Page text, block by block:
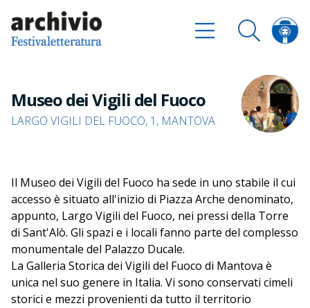
Museo dei Vigili del Fuoco
LARGO VIGILI DEL FUOCO, 1, MANTOVA
Il Museo dei Vigili del Fuoco ha sede in uno stabile il cui
accesso è situato all'inizio di Piazza Arche denominato,
appunto, Largo Vigili del Fuoco, nei pressi della Torre
di Sant'Alò. Gli spazi e i locali fanno parte del complesso
monumentale del Palazzo Ducale.
La Galleria Storica dei Vigili del Fuoco di Mantova è
unica nel suo genere in Italia. Vi sono conservati cimeli
storici e mezzi provenienti da tutto il territorio